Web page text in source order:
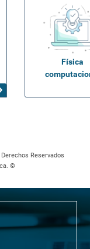
Física
Reservados
©